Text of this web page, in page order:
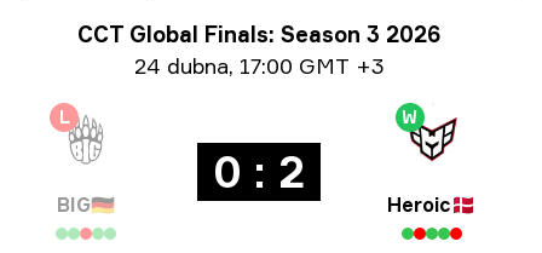
Informace o turnaji
CCT Global Finals: Season 3 2026
24 dubna, 17:00 GMT +3
L
BIG🇩🇪
0 : 2
W
Heroic🇩🇰